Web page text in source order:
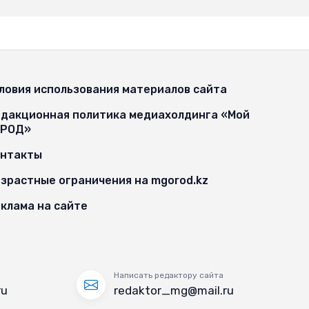
использования материалов сайта
политика медиахолдинга «Мой
ограничения на mgorod.kz
на сайте
Написать редактору сайта
redaktor_mg@mail.ru